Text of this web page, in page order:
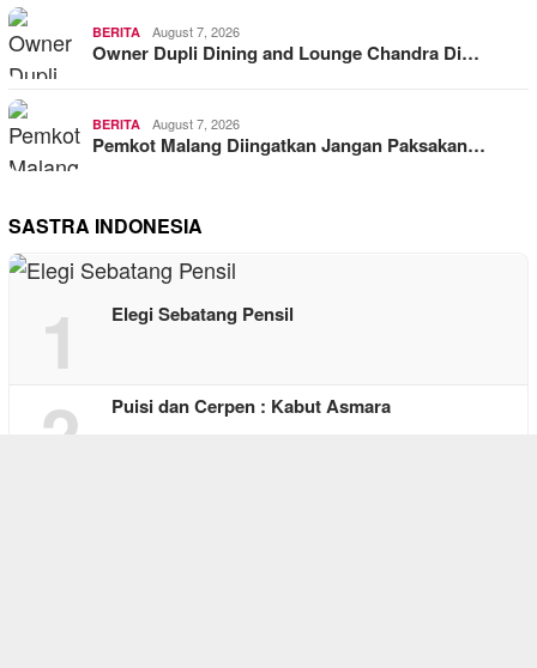
BERITA August 7, 2026
Owner Dupli Dining and Lounge Chandra Di…
BERITA August 7, 2026
Pemkot Malang Diingatkan Jangan Paksakan…
SASTRA INDONESIA
1 Elegi Sebatang Pensil
2 Puisi dan Cerpen : Kabut Asmara